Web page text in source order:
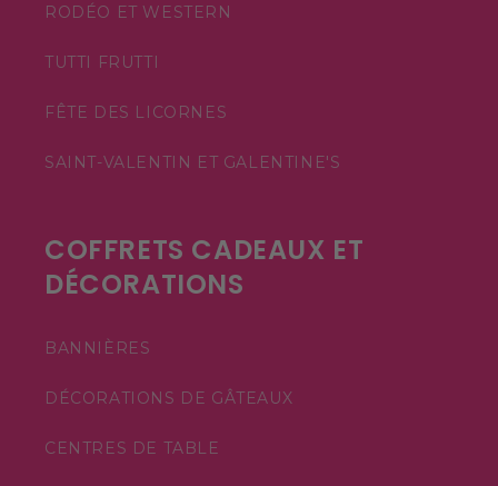
RODÉO ET WESTERN
TUTTI FRUTTI
FÊTE DES LICORNES
SAINT-VALENTIN ET GALENTINE'S
COFFRETS CADEAUX ET
DÉCORATIONS
BANNIÈRES
DÉCORATIONS DE GÂTEAUX
CENTRES DE TABLE